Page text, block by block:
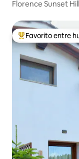
Florence Sunset
Favorito entre
Favorito entre